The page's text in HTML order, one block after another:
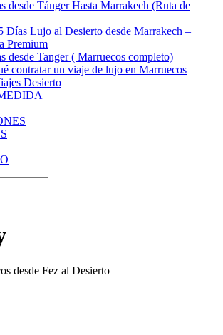
desde Tánger Hasta Marrakech (Ruta de
Días Lujo al Desierto desde Marrakech –
Premium
desde Tanger ( Marruecos completo)
contratar un viaje de lujo en Marruecos
Desierto
desde Fez al Desierto